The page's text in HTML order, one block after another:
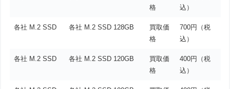
格
込）
各社 M.2 SSD 各社 M.2 SSD 128GB
買取価
格
700円（税
込）
各社 M.2 SSD 各社 M.2 SSD 120GB
買取価
格
400円（税
込）